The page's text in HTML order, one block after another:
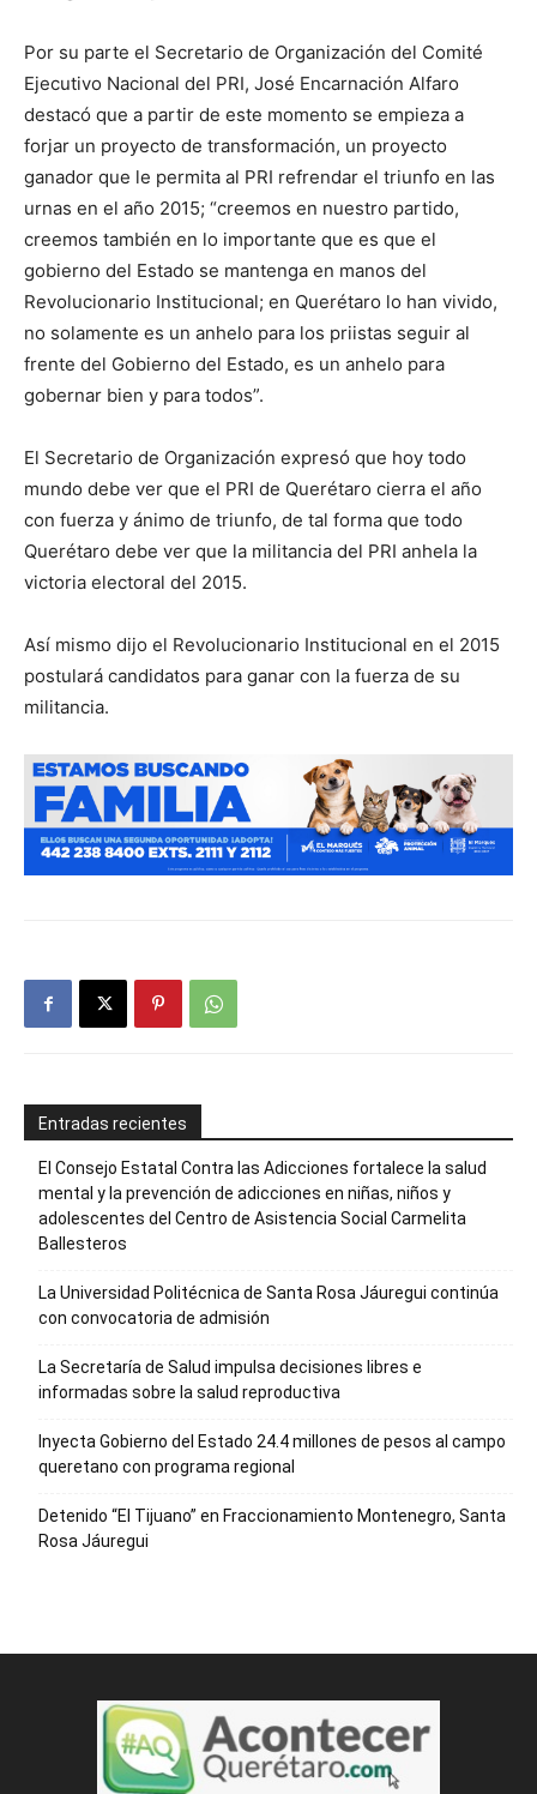
Por su parte el Secretario de Organización del Comité
Ejecutivo Nacional del PRI, José Encarnación Alfaro
destacó que a partir de este momento se empieza a
forjar un proyecto de transformación, un proyecto
ganador que le permita al PRI refrendar el triunfo en las
urnas en el año 2015; “creemos en nuestro partido,
creemos también en lo importante que es que el
gobierno del Estado se mantenga en manos del
Revolucionario Institucional; en Querétaro lo han vivido,
no solamente es un anhelo para los priistas seguir al
frente del Gobierno del Estado, es un anhelo para
gobernar bien y para todos”.
El Secretario de Organización expresó que hoy todo
mundo debe ver que el PRI de Querétaro cierra el año
con fuerza y ánimo de triunfo, de tal forma que todo
Querétaro debe ver que la militancia del PRI anhela la
victoria electoral del 2015.
Así mismo dijo el Revolucionario Institucional en el 2015
postulará candidatos para ganar con la fuerza de su
militancia.
Entradas recientes
El Consejo Estatal Contra las Adicciones fortalece la salud
mental y la prevención de adicciones en niñas, niños y
adolescentes del Centro de Asistencia Social Carmelita
Ballesteros
La Universidad Politécnica de Santa Rosa Jáuregui continúa
con convocatoria de admisión
La Secretaría de Salud impulsa decisiones libres e
informadas sobre la salud reproductiva
Inyecta Gobierno del Estado 24.4 millones de pesos al campo
queretano con programa regional
Detenido “El Tijuano” en Fraccionamiento Montenegro, Santa
Rosa Jáuregui